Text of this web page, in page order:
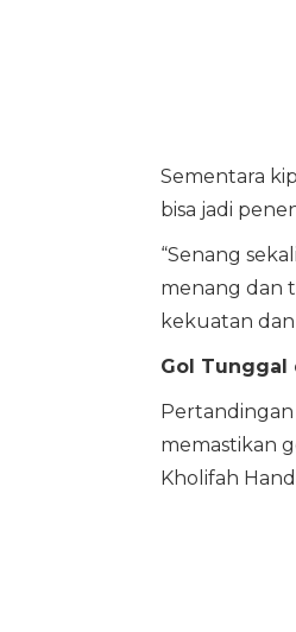
Sementara
bisa jadi
“Senang
menang dan
kekuatan
Gol Tunggal
Pertandingan
memastikan
Kholifah